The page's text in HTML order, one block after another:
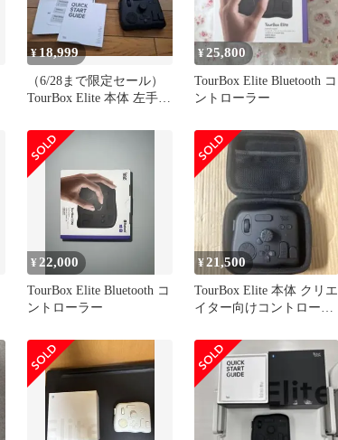
¥18,999
（6/28まで限定セール）
TourBox Elite 本体 左手デ
¥25,800
TourBox Elite Bluetooth コ
ントローラー
¥22,000
TourBox Elite Bluetooth コ
ントローラー
¥21,500
TourBox Elite 本体 クリエ
イター向けコントローラ